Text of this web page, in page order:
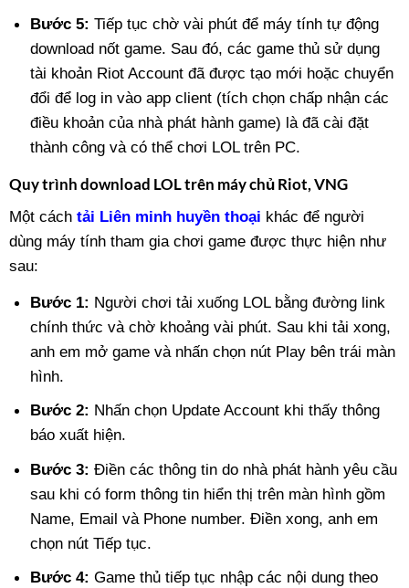
Bước 5: Tiếp tục chờ vài phút để máy tính tự động
download nốt game. Sau đó, các game thủ sử dụng
tài khoản Riot Account đã được tạo mới hoặc chuyển
đổi để log in vào app client (tích chọn chấp nhận các
điều khoản của nhà phát hành game) là đã cài đặt
thành công và có thể chơi LOL trên PC.
Quy trình download LOL trên máy chủ Riot, VNG
Một cách tải Liên minh huyền thoại khác để người
dùng máy tính tham gia chơi game được thực hiện như
sau:
Bước 1: Người chơi tải xuống LOL bằng đường link
chính thức và chờ khoảng vài phút. Sau khi tải xong,
anh em mở game và nhấn chọn nút Play bên trái màn
hình.
Bước 2: Nhấn chọn Update Account khi thấy thông
báo xuất hiện.
Bước 3: Điền các thông tin do nhà phát hành yêu cầu
sau khi có form thông tin hiển thị trên màn hình gồm
Name, Email và Phone number. Điền xong, anh em
chọn nút Tiếp tục.
Bước 4: Game thủ tiếp tục nhập các nội dung theo